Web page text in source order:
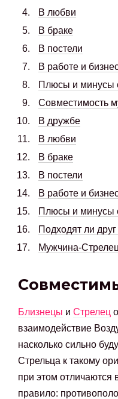
В любви
В браке
В постели
В работе и
Плюсы и минусы
Совместимость
В дружбе
В любви
В браке
В постели
В работе и
Плюсы и минусы
Подходят ли
Мужчина-
Близнецы и Стрелец
взаимодействие
насколько сильно
Стрельца к такому
при этом отличаются
правило: